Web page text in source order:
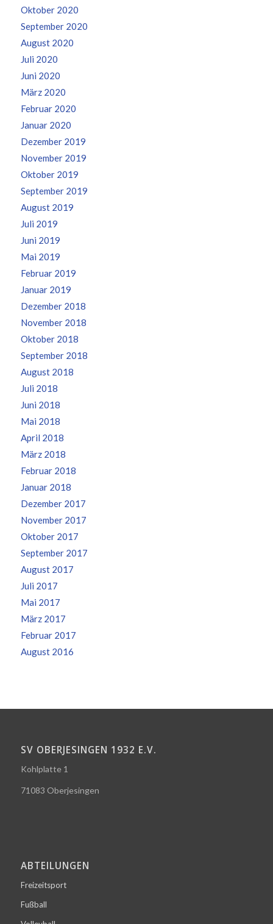
Oktober 2020
September 2020
August 2020
Juli 2020
Juni 2020
März 2020
Februar 2020
Januar 2020
Dezember 2019
November 2019
Oktober 2019
September 2019
August 2019
Juli 2019
Juni 2019
Mai 2019
Februar 2019
Januar 2019
Dezember 2018
November 2018
Oktober 2018
September 2018
August 2018
Juli 2018
Juni 2018
Mai 2018
April 2018
März 2018
Februar 2018
Januar 2018
Dezember 2017
November 2017
Oktober 2017
September 2017
August 2017
Juli 2017
Mai 2017
März 2017
Februar 2017
August 2016
SV OBERJESINGEN 1932 E.V.
Kohlplatte 1
71083 Oberjesingen
ABTEILUNGEN
Freizeitsport
Fußball